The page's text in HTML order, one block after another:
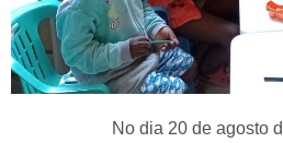
No dia 20 de agosto